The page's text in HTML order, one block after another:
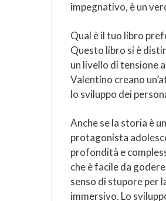
impegnativo, è un
Qual è il tuo libro
Questo libro si è
un livello di tensione
Valentino creano
lo sviluppo dei
Anche se la storia è
protagonista
profondità e
che è facile da
senso di stupore per
immersivo. Lo